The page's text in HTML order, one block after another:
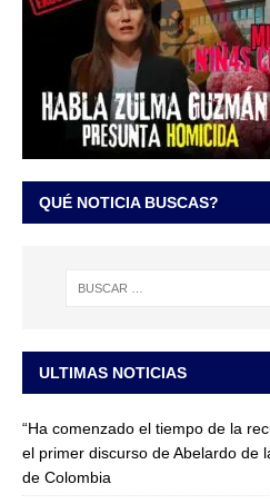
QUÉ NOTICIA BUSCAS?
ULTIMAS NOTICIAS
“Ha comenzado el tiempo de la
el primer discurso de Abelardo de
de Colombia